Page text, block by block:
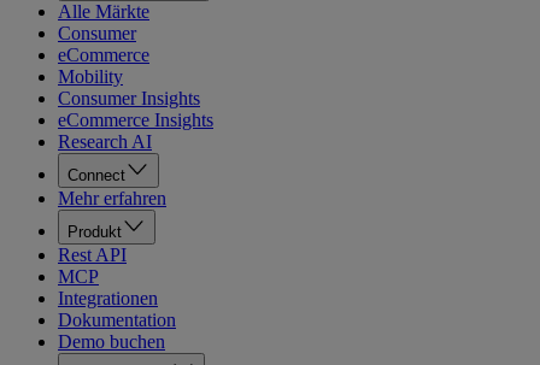
Alle Märkte
Consumer
eCommerce
Mobility
Consumer Insights
eCommerce Insights
Research AI
Connect
Mehr erfahren
Produkt
Rest API
MCP
Integrationen
Dokumentation
Demo buchen